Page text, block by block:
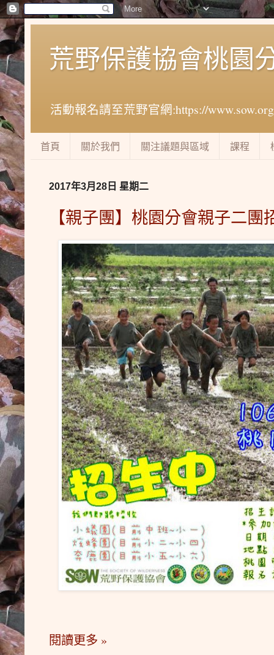
荒野保護協會桃園
活動報名請至荒野官網:https://
首頁 關於我們 關注議題與區域 課程
2017年3月28日 星期二
【親子團】桃園分會親子二團
閱讀更多 »